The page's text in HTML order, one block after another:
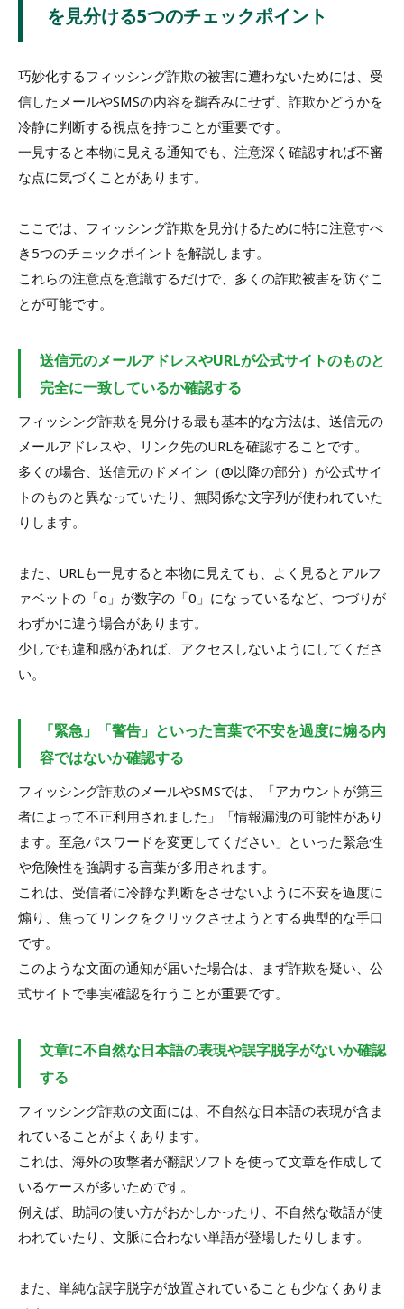
を見分ける5つのチェックポイント
巧妙化するフィッシング詐欺の被害に遭わないためには、受
信したメールやSMSの内容を鵜呑みにせず、詐欺かどうかを
冷静に判断する視点を持つことが重要です。
一見すると本物に見える通知でも、注意深く確認すれば不審
な点に気づくことがあります。
ここでは、フィッシング詐欺を見分けるために特に注意すべ
き5つのチェックポイントを解説します。
これらの注意点を意識するだけで、多くの詐欺被害を防ぐこ
とが可能です。
送信元のメールアドレスやURLが公式サイトのものと
完全に一致しているか確認する
フィッシング詐欺を見分ける最も基本的な方法は、送信元の
メールアドレスや、リンク先のURLを確認することです。
多くの場合、送信元のドメイン（@以降の部分）が公式サイ
トのものと異なっていたり、無関係な文字列が使われていた
りします。
また、URLも一見すると本物に見えても、よく見るとアルフ
ァベットの「o」が数字の「0」になっているなど、つづりが
わずかに違う場合があります。
少しでも違和感があれば、アクセスしないようにしてくださ
い。
「緊急」「警告」といった言葉で不安を過度に煽る内
容ではないか確認する
フィッシング詐欺のメールやSMSでは、「アカウントが第三
者によって不正利用されました」「情報漏洩の可能性があり
ます。至急パスワードを変更してください」といった緊急性
や危険性を強調する言葉が多用されます。
これは、受信者に冷静な判断をさせないように不安を過度に
煽り、焦ってリンクをクリックさせようとする典型的な手口
です。
このような文面の通知が届いた場合は、まず詐欺を疑い、公
式サイトで事実確認を行うことが重要です。
文章に不自然な日本語の表現や誤字脱字がないか確認
する
フィッシング詐欺の文面には、不自然な日本語の表現が含ま
れていることがよくあります。
これは、海外の攻撃者が翻訳ソフトを使って文章を作成して
いるケースが多いためです。
例えば、助詞の使い方がおかしかったり、不自然な敬語が使
われていたり、文脈に合わない単語が登場したりします。
また、単純な誤字脱字が放置されていることも少なくありま